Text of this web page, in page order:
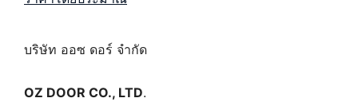
บริษัท ออซ ดอร์ จำกัด
OZ DOOR CO., LTD.